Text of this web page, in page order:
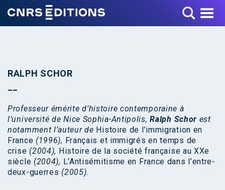
Toggle Menu
RALPH SCHOR
Professeur émérite d’histoire contemporaine à
l’université de Nice Sophia-Antipolis,Ralph Schor est
notamment l’auteur de Histoire de l’immigration en
France (1996), Français et immigrés en temps de
crise (2004), Histoire de la société française au XXe
siècle (2004), L’Antisémitisme en France dans l’entre-
deux-guerres (2005).